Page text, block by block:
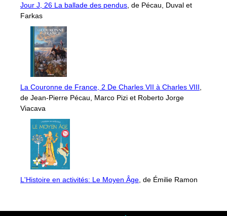
Jour J, 26 La ballade des pendus , de Pécau, Duval et
Farkas
La Couronne de France, 2 De Charles VII à Charles VIII
de Jean-Pierre Pécau, Marco Pizi et Roberto Jorge
Viacava
L'Histoire en activités: Le Moyen Âge , de Émilie Ramon